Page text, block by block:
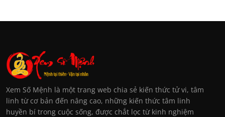
Xem Số Mệnh là một trang web chia sẻ kiến thức tử vi, tâm
linh từ cơ bản đến nâng cao, những kiến thức tâm linh
huyền bí trong cuộc sống, được chắt lọc từ kinh nghiệm